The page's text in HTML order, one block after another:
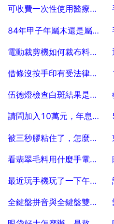
2025-07-25 可收費一次性使用醫療器械目錄出至什麼規範
2025-07-25 84年甲子年屬木還是屬金 為什麼
2025-07-25 電動裁剪機如何裁布料內圓？
2025-07-25 借條沒按手印有受法律保護嗎
2025-07-25 伍德燈檢查白斑結果是淺白色
2025-07-25 請問加入10萬元，年息24，那麼一年利息是多少啊？
2025-07-25 被三秒膠粘住了，怎麼溶解。 10
2025-07-25 看翡翠毛料用什麼手電筒，怎樣用電筒看翡翠毛料的種水
2025-07-25 最近玩手機玩了一下午，眼睛好難受痛怎麼辦？
2025-07-25 全鍵盤拼音與全鍵盤雙拼有什麼區別
2025-07-25